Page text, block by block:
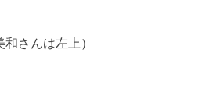
さんは左上）